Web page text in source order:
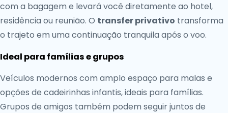
com a bagagem e levará você diretamente ao hotel,
residência ou reunião. O transfer privativo transforma
o trajeto em uma continuação tranquila após o voo.
Ideal para famílias e grupos
Veículos modernos com amplo espaço para malas e
opções de cadeirinhas infantis, ideais para famílias.
Grupos de amigos também podem seguir juntos de